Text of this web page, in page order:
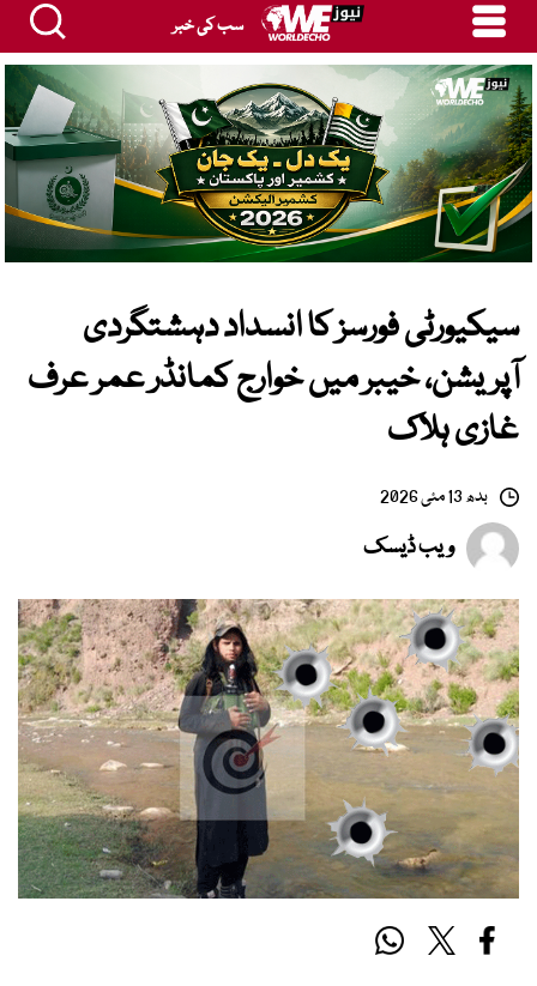
سب کی خبر
سیکیورٹی فورسز کا انسداد دہشتگردی
آپریشن، خیبر میں خوارج کمانڈر عمر عرف
غازی ہلاک
بدھ 13 مئی 2026
ویب ڈیسک